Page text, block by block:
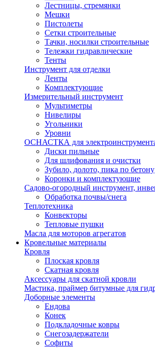
Лестницы, стремянки
Мешки
Пистолеты
Сетки строительные
Тачки, носилки строительные
Тележки гидравлические
Тенты
Инструмент для отделки
Ленты
Комплектующие
Измерительный инструмент
Мультиметры
Нивелиры
Угольники
Уровни
ОСНАСТКА для
Диски пильные
Для шлифования и очистки
Зубило, долото, пика по бетону
Коронки и комплектующие
Садово-огородный инструмент,
Обработка почвы/снега
Теплотехника
Конвекторы
Тепловые пушки
Масла для моторов агрегатов
Кровельные материалы
Кровля
Плоская кровля
Скатная кровля
Аксессуары для скатной кровли
Мастика, праймер битумные для
Доборные элементы
Ендова
Конек
Подкладочные ковры
Снегозадержатели
Софиты